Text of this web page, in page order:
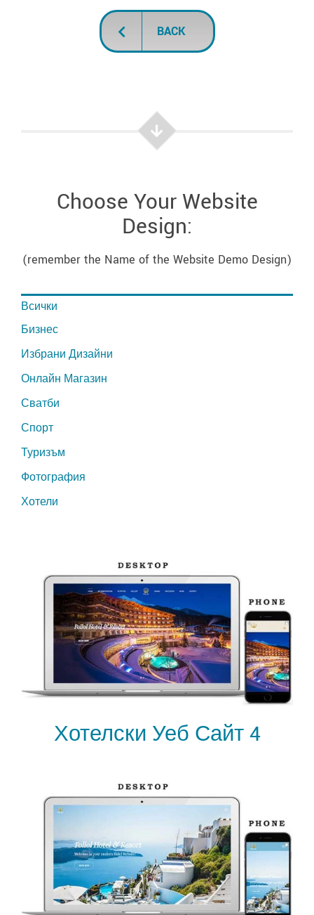
BACK
Choose Your Website
Design:
(remember the Name of the Website Demo Design)
Всички
Бизнес
Избрани Дизайни
Онлайн Магазин
Сватби
Спорт
Туризъм
Фотография
Хотели
Хотелски Уеб Сайт 4